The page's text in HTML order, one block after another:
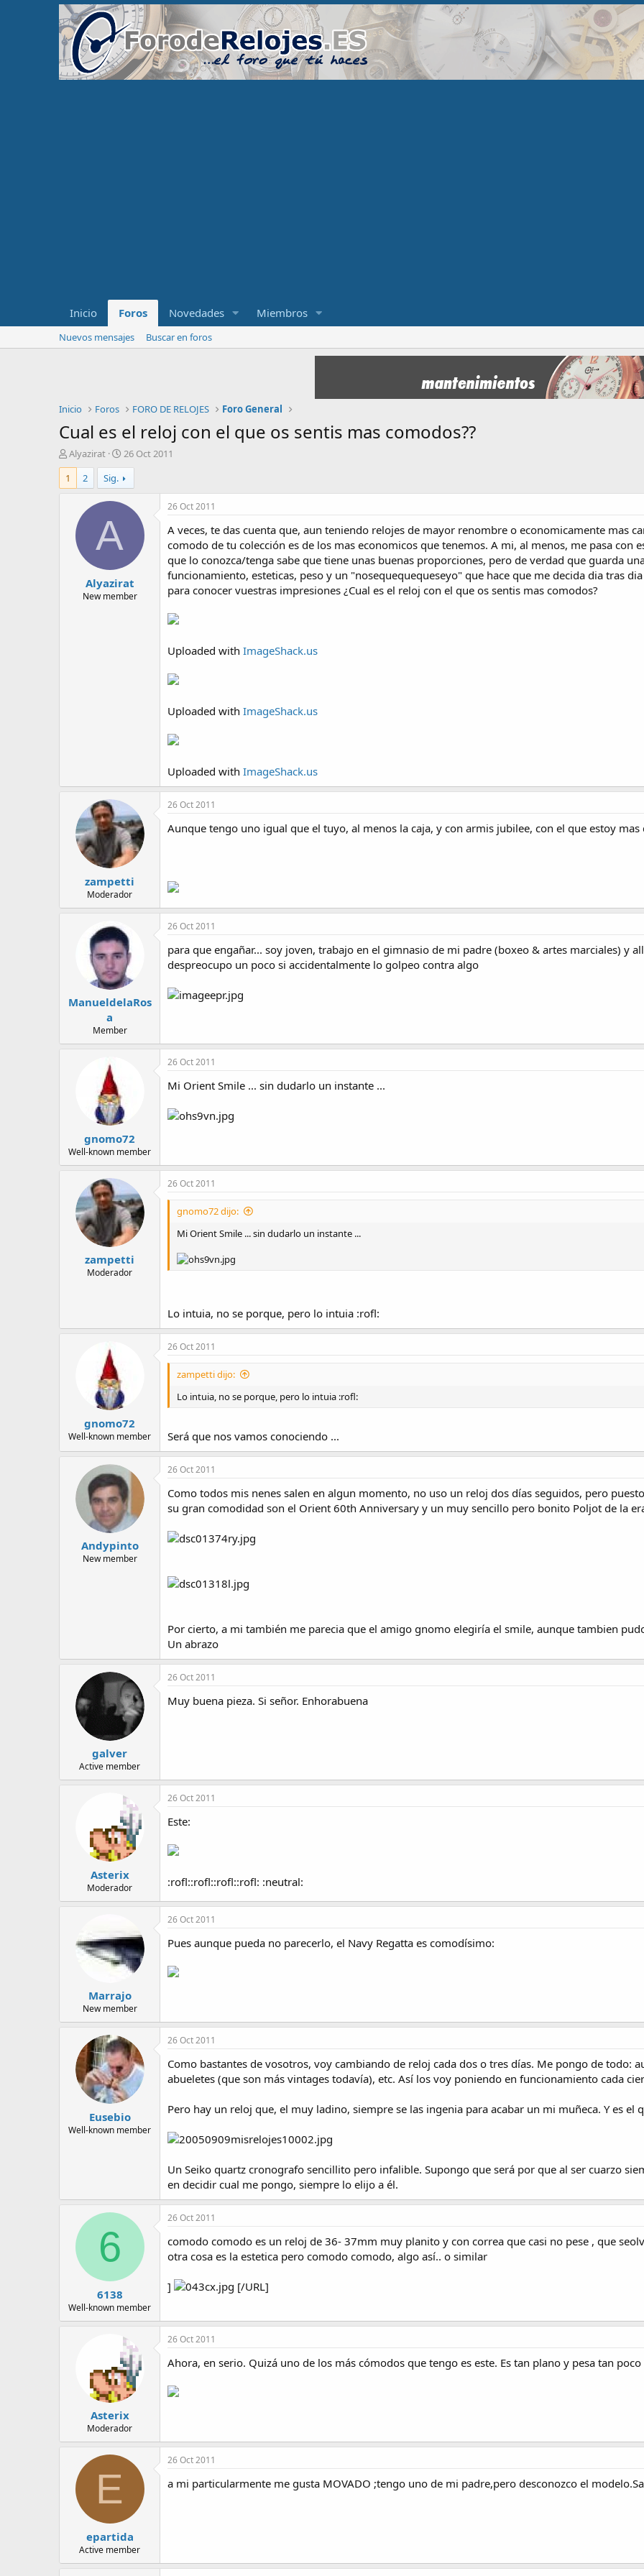
Inicio Foros Novedades Miembros
Nuevos mensajes Buscar en foros
Inicio Foros FORO DE RELOJES Foro General
Cual es el reloj con el que os sentis mas comodos??
I
n
i
c
Alyazirat
F
e
c
h
a
i
c
i
26 Oct 2011
1
2 Sig.
A
Alyazirat
New member
26 Oct 2011
A veces, te das cuenta que, aun teniendo relojes de mayor renombre o economicamente mas
comodo de tu colección es de los mas economicos que tenemos. A mi, al menos, me pasa con
que lo conozca/tenga sabe que tiene unas buenas proporciones, pero de verdad que guarda
funcionamiento, esteticas, peso y un "nosequequequeseyo" que hace que me decida dia tras
para conocer vuestras impresiones ¿Cual es el reloj con el que os sentis mas comodos?
Uploaded with ImageShack.us
Uploaded with ImageShack.us
Uploaded with ImageShack.us
zampetti
Moderador
26 Oct 2011
Aunque tengo uno igual que el tuyo, al menos la caja, y con armis jubilee, con el que estoy mas
ManueldelaRos
a
Member
26 Oct 2011
para que engañar... soy joven, trabajo en el gimnasio de mi padre (boxeo & artes marciales) y
despreocupo un poco si accidentalmente lo golpeo contra algo
gnomo72
Well-known member
26 Oct 2011
Mi Orient Smile ... sin dudarlo un instante ...
zampetti
Moderador
26 Oct 2011
gnomo72 dijo:
Mi Orient Smile ... sin dudarlo un instante ...
Lo intuia, no se porque, pero lo intuia :rofl:
gnomo72
Well-known member
26 Oct 2011
zampetti dijo:
Lo intuia, no se porque, pero lo intuia :rofl:
Será que nos vamos conociendo ...
Andypinto
New member
26 Oct 2011
Como todos mis nenes salen en algun momento, no uso un reloj dos días seguidos, pero
su gran comodidad son el Orient 60th Anniversary y un muy sencillo pero bonito Poljot de la
Por cierto, a mi también me parecia que el amigo gnomo elegiría el smile, aunque tambien
Un abrazo
galver
Active member
26 Oct 2011
Muy buena pieza. Si señor. Enhorabuena
Asterix
Moderador
26 Oct 2011
Este:
:rofl::rofl::rofl::rofl: :neutral:
Marrajo
New member
26 Oct 2011
Pues aunque pueda no parecerlo, el Navy Regatta es comodísimo:
Eusebio
Well-known member
26 Oct 2011
Como bastantes de vosotros, voy cambiando de reloj cada dos o tres días. Me pongo de todo:
abueletes (que son más vintages todavía), etc. Así los voy poniendo en funcionamiento cada
Pero hay un reloj que, el muy ladino, siempre se las ingenia para acabar un mi muñeca. Y es el
Un Seiko quartz cronografo sencillito pero infalible. Supongo que será por que al ser cuarzo
en decidir cual me pongo, siempre lo elijo a él.
6
6138
Well-known member
26 Oct 2011
comodo comodo es un reloj de 36- 37mm muy planito y con correa que casi no pese , que
otra cosa es la estetica pero comodo comodo, algo así.. o similar
] [/URL]
Asterix
Moderador
26 Oct 2011
Ahora, en serio. Quizá uno de los más cómodos que tengo es este. Es tan plano y pesa tan
E
epartida
Active member
26 Oct 2011
a mi particularmente me gusta MOVADO ;tengo uno de mi padre,pero desconozco el